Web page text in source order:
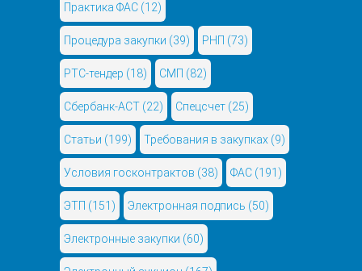
Практика ФАС (12)
Процедура закупки (39) РНП (73)
РТС-тендер (18) СМП (82)
Сбербанк-АСТ (22) Спецсчет (25)
Статьи (199) Требования в закупках (9)
Условия госконтрактов (38) ФАС (191)
ЭТП (151) Электронная подпись (50)
Электронные закупки (60)